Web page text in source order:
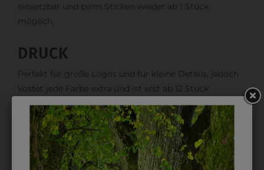
einsetzbar und beim Sticken wieder ab 1 Stück
möglich.
DRUCK
Perfekt für große Logos und für kleine Details, jedoch
kostet jede Farbe extra und ist erst ab 12 Stück
möglich. Waschbar bis zu 60°C.